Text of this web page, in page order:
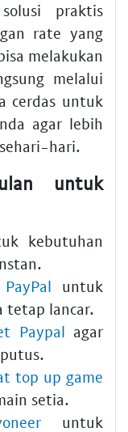
solusi praktis
rate yang
melakukan
melalui
cerdas untuk
agar lebih
hari.
untuk
kebutuhan
untuk
tetap lancar.
Paypal agar
top up game
setia.
untuk